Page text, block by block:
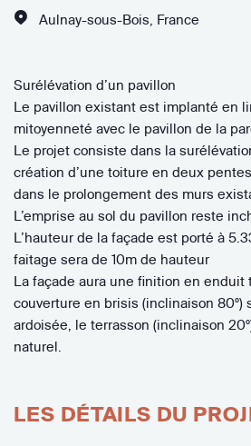
Aulnay-sous-Bois France
Surélévation d’un pavillon
Le pavillon existant est implanté en
mitoyenneté avec le pavillon de la
Le projet consiste dans la
création d’une toiture en deux
dans le prolongement des murs
L’emprise au sol du pavillon reste
L’hauteur de la façade est porté à
faitage sera de 10m de hauteur
La façade aura une finition en enduit
couverture en brisis (inclinaison 80°)
ardoisée, le terrasson (inclinaison
naturel.
LES DÉTAILS DU